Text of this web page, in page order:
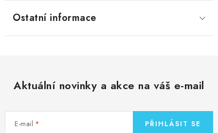
Ostatní informace
Aktuální novinky a akce na váš e-mail
E-mail PŘIHLÁSIT SE